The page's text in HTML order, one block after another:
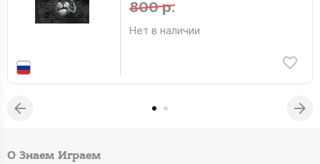
800 р.
Нет в наличии
О Знаем Играем